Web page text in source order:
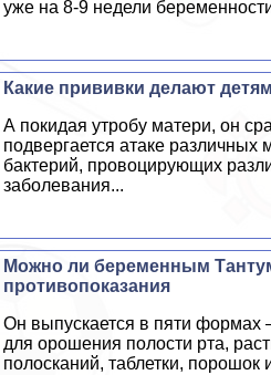
уже на 8-9 недели
Какие прививки делают
А покидая утробу матери, он
подвергается атаке различных
бактерий, провоцирующих
заболевания...
Можно ли беременным
противопоказания
Он выпускается в пяти формах
для орошения полости рта,
полосканий, таблетки, порошок